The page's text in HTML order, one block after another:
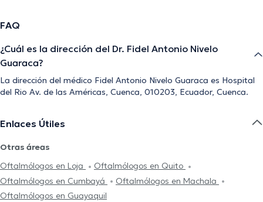
FAQ
¿Cuál es la dirección del Dr. Fidel Antonio Nivelo
Guaraca?
La dirección del médico Fidel Antonio Nivelo Guaraca es Hospital
del Rio Av. de las Américas, Cuenca, 010203, Ecuador, Cuenca.
Enlaces Útiles
Otras áreas
Oftalmólogos en Loja
Oftalmólogos en Quito
Oftalmólogos en Cumbayá
Oftalmólogos en Machala
Oftalmólogos en Guayaquil